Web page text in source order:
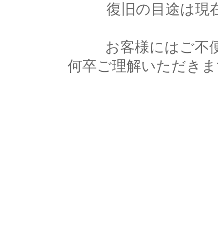
復旧の目途は現
お客様にはご不
何卒ご理解いただき